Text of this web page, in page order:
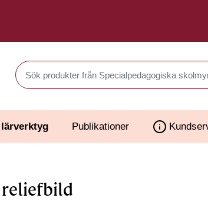
Sök produkter i Webbutiken
Publikationer